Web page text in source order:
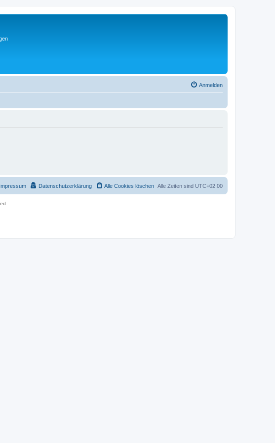
Anmelden
Alle Zeiten sind UTC+02:00
Alle Cookies löschen
Datenschutzerklärung
Impressum